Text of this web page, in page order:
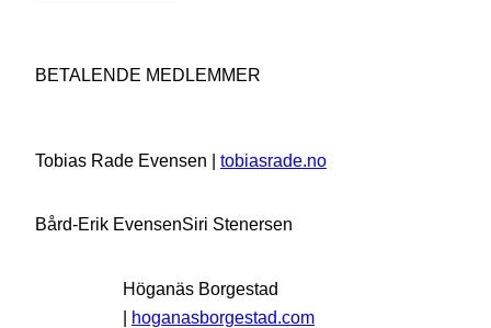
BETALENDE MEDLEMMER
Tobias Rade Evensen | tobiasrade.no
Bård-Erik EvensenSiri Stenersen
Höganäs Borgestad
| hoganasborgestad.com